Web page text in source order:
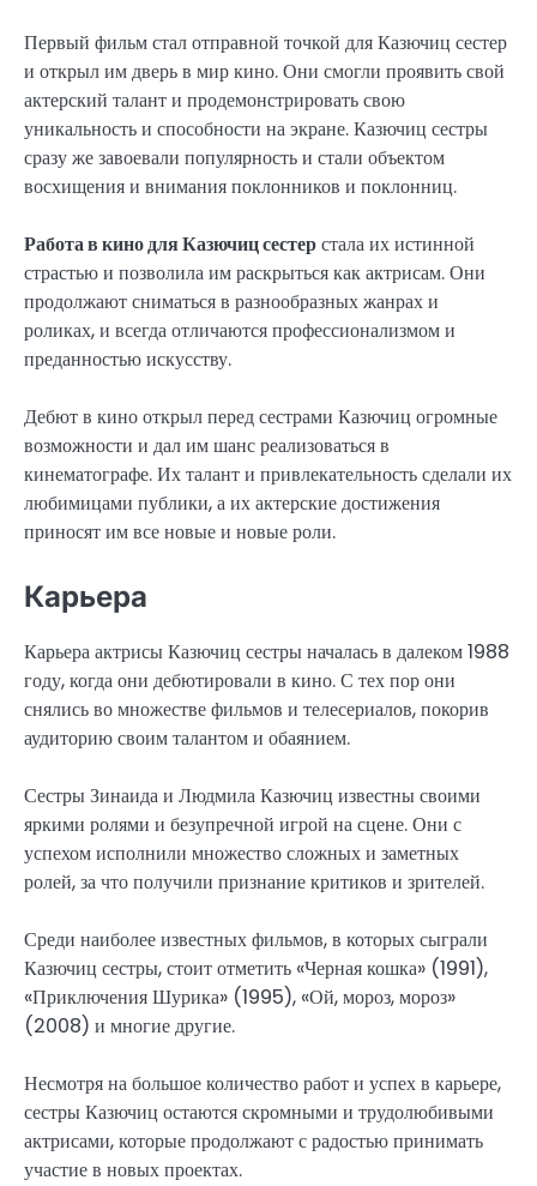
Первый фильм стал отправной точкой для Казючиц сестер
и открыл им дверь в мир кино. Они смогли проявить свой
актерский талант и продемонстрировать свою
уникальность и способности на экране. Казючиц сестры
сразу же завоевали популярность и стали объектом
восхищения и внимания поклонников и поклонниц.
Работа в кино для Казючиц сестерстала их истинной
страстью и позволила им раскрыться как актрисам. Они
продолжают сниматься в разнообразных жанрах и
роликах, и всегда отличаются профессионализмом и
преданностью искусству.
Дебют в кино открыл перед сестрами Казючиц огромные
возможности и дал им шанс реализоваться в
кинематографе. Их талант и привлекательность сделали их
любимицами публики, а их актерские достижения
приносят им все новые и новые роли.
Карьера
Карьера актрисы Казючиц сестры началась в далеком 1988
году, когда они дебютировали в кино. С тех пор они
снялись во множестве фильмов и телесериалов, покорив
аудиторию своим талантом и обаянием.
Сестры Зинаида и Людмила Казючиц известны своими
яркими ролями и безупречной игрой на сцене. Они с
успехом исполнили множество сложных и заметных
ролей, за что получили признание критиков и зрителей.
Среди наиболее известных фильмов, в которых сыграли
Казючиц сестры, стоит отметить «Черная кошка» (1991),
«Приключения Шурика» (1995), «Ой, мороз, мороз»
(2008) и многие другие.
Несмотря на большое количество работ и успех в карьере,
сестры Казючиц остаются скромными и трудолюбивыми
актрисами, которые продолжают с радостью принимать
участие в новых проектах.